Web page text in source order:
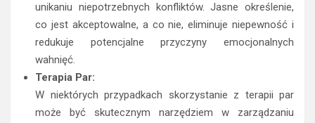
unikaniu niepotrzebnych konfliktów. Jasne określenie,
co jest akceptowalne, a co nie, eliminuje niepewność i
redukuje potencjalne przyczyny emocjonalnych
wahnięć.
Terapia Par:
W niektórych przypadkach skorzystanie z terapii par
może być skutecznym narzędziem w zarządzaniu